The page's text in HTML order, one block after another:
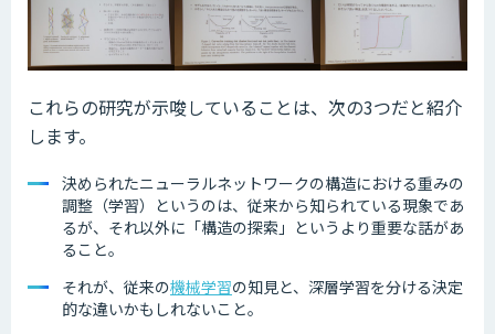
これらの研究が示唆していることは、次の3つだと紹介
します。
決められたニューラルネットワークの構造における重みの
調整（学習）というのは、従来から知られている現象であ
るが、それ以外に「構造の探索」というより重要な話があ
ること。
それが、従来の機械学習の知見と、深層学習を分ける決定
的な違いかもしれないこと。